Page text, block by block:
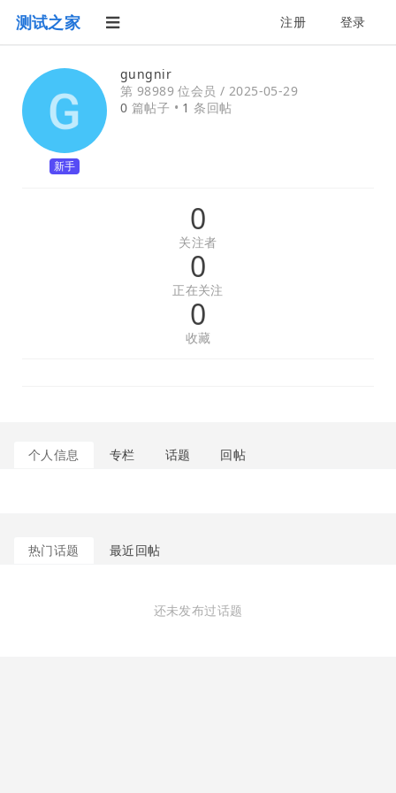
测试之家 注册 登录
新手
gungnir
第 98989 位会员 / 2025-05-29
0 篇帖子 • 1 条回帖
0
关注者
0
正在关注
0
收藏
个人信息 专栏 话题 回帖
热门话题 最近回帖
还未发布过话题